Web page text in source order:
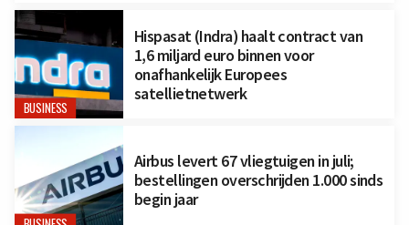
BUSINESS
Hispasat (Indra) haalt contract van
1,6 miljard euro binnen voor
onafhankelijk Europees
satellietnetwerk
Airbus levert 67 vliegtuigen in juli;
bestellingen overschrijden 1.000 sinds
begin jaar